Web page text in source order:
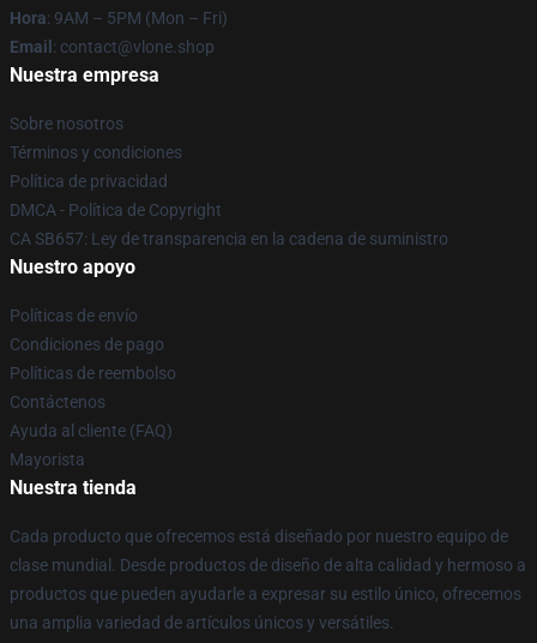
Hora: 9AM – 5PM (Mon – Fri)
Email : contact@vlone.shop
Nuestra empresa
Sobre nosotros
Términos y condiciones
Política de privacidad
DMCA - Política de Copyright
CA SB657: Ley de transparencia en la cadena de suministro
Nuestro apoyo
Políticas de envío
Condiciones de pago
Políticas de reembolso
Contáctenos
Ayuda al cliente (FAQ)
Mayorista
Nuestra tienda
Cada producto que ofrecemos está diseñado por nuestro equipo de
clase mundial. Desde productos de diseño de alta calidad y hermoso a
productos que pueden ayudarle a expresar su estilo único, ofrecemos
una amplia variedad de artículos únicos y versátiles.